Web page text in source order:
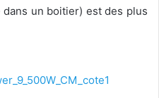
un boitier) est des plus